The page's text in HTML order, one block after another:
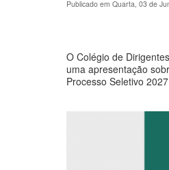
Publicado em Quarta, 03 de
O Colégio de
uma apresentação
Processo Seletivo